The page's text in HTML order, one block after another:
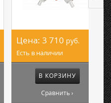
Цена: 3 710 руб.
Есть в наличии
В КОРЗИНУ
Сравнить ›